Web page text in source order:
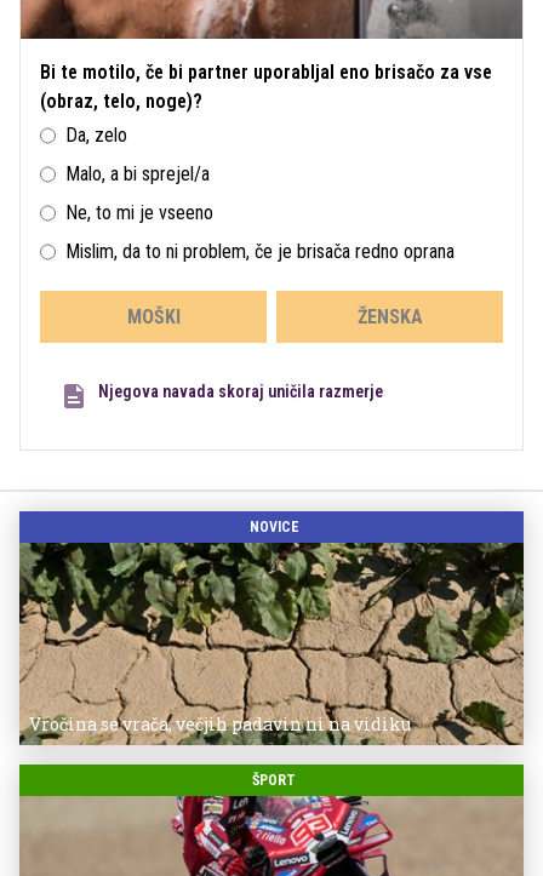
Bi te motilo, če bi partner uporabljal eno brisačo za vse
(obraz, telo, noge)?
Da, zelo
Malo, a bi sprejel/a
Ne, to mi je vseeno
Mislim, da to ni problem, če je brisača redno oprana
MOŠKI ŽENSKA
Njegova navada skoraj uničila razmerje
NOVICE
Vročina se vrača, večjih padavin ni na vidiku
ŠPORT